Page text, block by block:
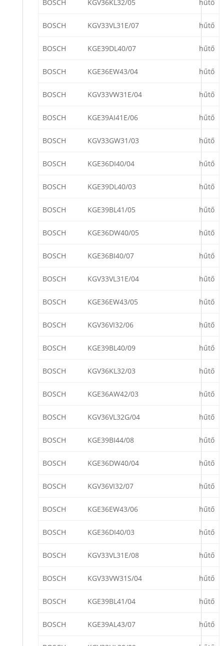
BOSCH KGV36KL32/05 hűtő
BOSCH KGV33VL31E/07 hűtő
BOSCH KGE39DL40/07 hűtő
BOSCH KGE36EW43/04 hűtő
BOSCH KGV33VW31E/04 hűtő
BOSCH KGE39AI41E/06 hűtő
BOSCH KGV33GW31/03 hűtő
BOSCH KGE36DI40/04 hűtő
BOSCH KGE39DL40/03 hűtő
BOSCH KGE39BL41/05 hűtő
BOSCH KGE36DW40/05 hűtő
BOSCH KGE36BI40/07 hűtő
BOSCH KGV33VL31E/04 hűtő
BOSCH KGE36EW43/05 hűtő
BOSCH KGV36VI32/06 hűtő
BOSCH KGE39BL40/09 hűtő
BOSCH KGV36KL32/03 hűtő
BOSCH KGE36AW42/03 hűtő
BOSCH KGV36VL32G/04 hűtő
BOSCH KGE39BI44/08 hűtő
BOSCH KGE36DW40/04 hűtő
BOSCH KGV36VI32/07 hűtő
BOSCH KGE36EW43/06 hűtő
BOSCH KGE36DI40/03 hűtő
BOSCH KGV33VL31E/08 hűtő
BOSCH KGV33VW31S/04 hűtő
BOSCH KGE39BL41/04 hűtő
BOSCH KGE39AL43/07 hűtő